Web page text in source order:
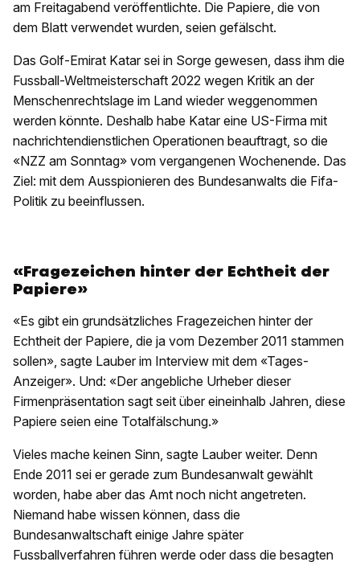
am Freitagabend veröffentlichte. Die Papiere, die von
dem Blatt verwendet wurden, seien gefälscht.
Das Golf-Emirat Katar sei in Sorge gewesen, dass ihm die
Fussball-Weltmeisterschaft 2022 wegen Kritik an der
Menschenrechtslage im Land wieder weggenommen
werden könnte. Deshalb habe Katar eine US-Firma mit
nachrichtendienstlichen Operationen beauftragt, so die
«NZZ am Sonntag» vom vergangenen Wochenende. Das
Ziel: mit dem Ausspionieren des Bundesanwalts die Fifa-
Politik zu beeinflussen.
«Fragezeichen hinter der Echtheit der
Papiere»
«Es gibt ein grundsätzliches Fragezeichen hinter der
Echtheit der Papiere, die ja vom Dezember 2011 stammen
sollen», sagte Lauber im Interview mit dem «Tages-
Anzeiger». Und: «Der angebliche Urheber dieser
Firmenpräsentation sagt seit über eineinhalb Jahren, diese
Papiere seien eine Totalfälschung.»
Vieles mache keinen Sinn, sagte Lauber weiter. Denn
Ende 2011 sei er gerade zum Bundesanwalt gewählt
worden, habe aber das Amt noch nicht angetreten.
Niemand habe wissen können, dass die
Bundesanwaltschaft einige Jahre später
Fussballverfahren führen werde oder dass die besagten